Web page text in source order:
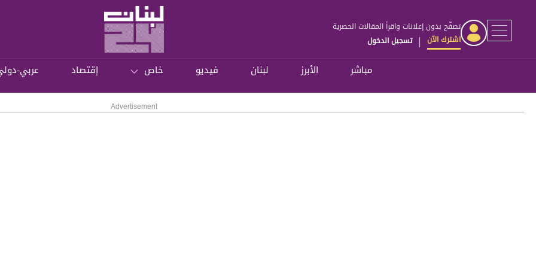
تصفّح بدون إعلانات واقرأ المقالات الحصرية
اشترك الآن | تسجيل الدخول
مباشر الأبرز لبنان فيديو خاص إقتصاد عربي-
Advertisement